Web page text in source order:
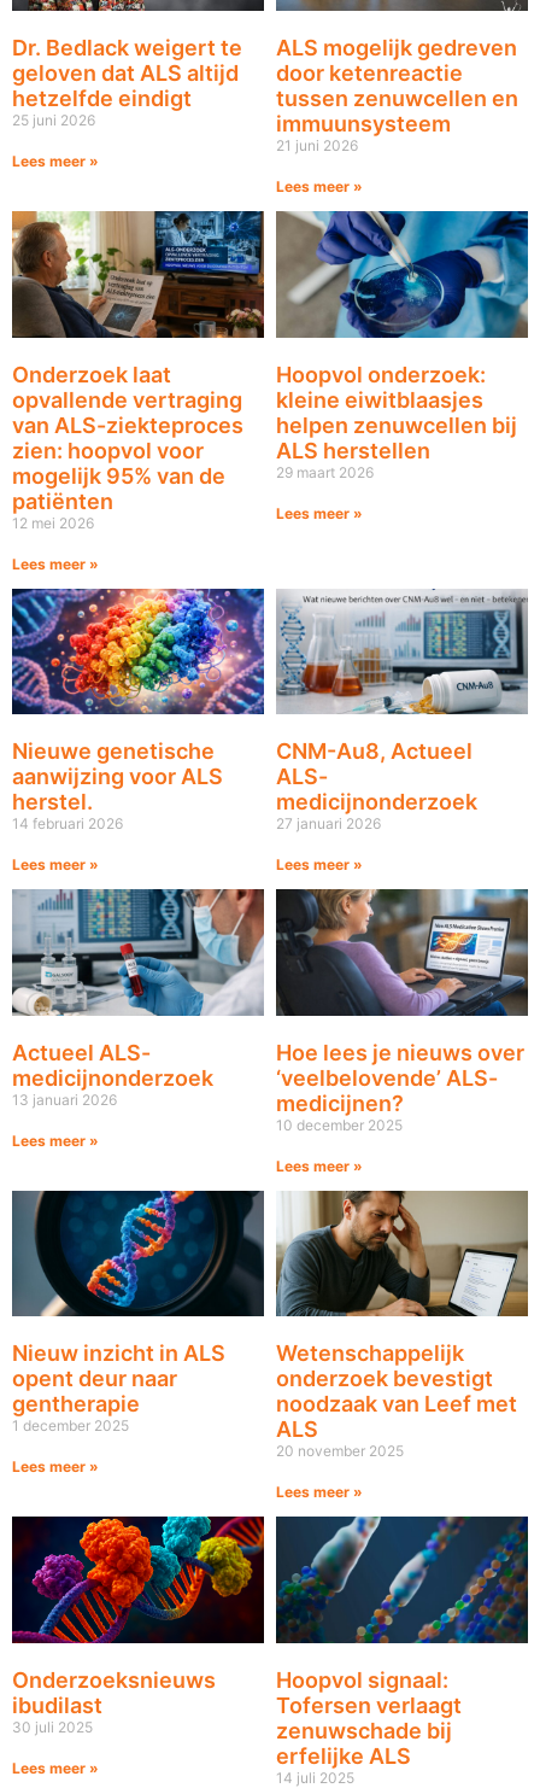
Dr. Bedlack weigert te
geloven dat ALS altijd
hetzelfde eindigt
25 juni 2026
Lees meer »
ALS mogelijk gedreven
door ketenreactie
tussen zenuwcellen en
immuunsysteem
21 juni 2026
Lees meer »
Onderzoek laat
opvallende vertraging
van ALS-ziekteproces
zien: hoopvol voor
mogelijk 95% van de
patiënten
12 mei 2026
Lees meer »
Hoopvol onderzoek:
kleine eiwitblaasjes
helpen zenuwcellen bij
ALS herstellen
29 maart 2026
Lees meer »
Nieuwe genetische
aanwijzing voor ALS
herstel.
14 februari 2026
Lees meer »
CNM-Au8, Actueel
ALS-
medicijnonderzoek
27 januari 2026
Lees meer »
Actueel ALS-
medicijnonderzoek
13 januari 2026
Lees meer »
Hoe lees je nieuws over
‘veelbelovende’ ALS-
medicijnen?
10 december 2025
Lees meer »
Nieuw inzicht in ALS
opent deur naar
gentherapie
1 december 2025
Lees meer »
Wetenschappelijk
onderzoek bevestigt
noodzaak van Leef met
ALS
20 november 2025
Lees meer »
Onderzoeksnieuws
ibudilast
30 juli 2025
Lees meer »
Hoopvol signaal:
Tofersen verlaagt
zenuwschade bij
erfelijke ALS
14 juli 2025